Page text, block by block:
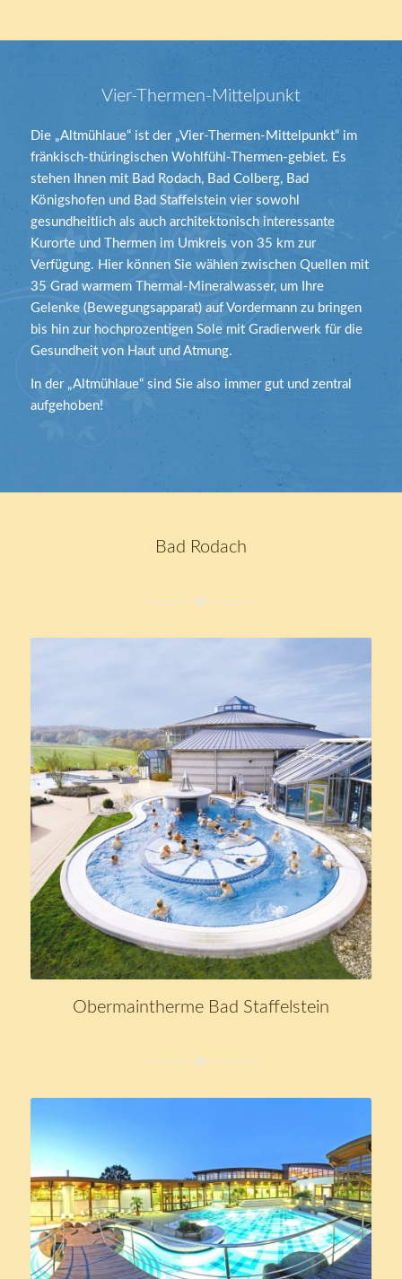
Vier-Thermen-Mittelpunkt
Die „Altmühlaue“ ist der „Vier-Thermen-Mittelpunkt“ im
fränkisch-thüringischen Wohlfühl-Thermen-gebiet. Es
stehen Ihnen mit Bad Rodach, Bad Colberg, Bad
Königshofen und Bad Staffelstein vier sowohl
gesundheitlich als auch architektonisch interessante
Kurorte und Thermen im Umkreis von 35 km zur
Verfügung. Hier können Sie wählen zwischen Quellen mit
35 Grad warmem Thermal-Mineralwasser, um Ihre
Gelenke (Bewegungsapparat) auf Vordermann zu bringen
bis hin zur hochprozentigen Sole mit Gradierwerk für die
Gesundheit von Haut und Atmung.
In der „Altmühlaue“ sind Sie also immer gut und zentral
aufgehoben!
Bad Rodach
Obermaintherme Bad Staffelstein